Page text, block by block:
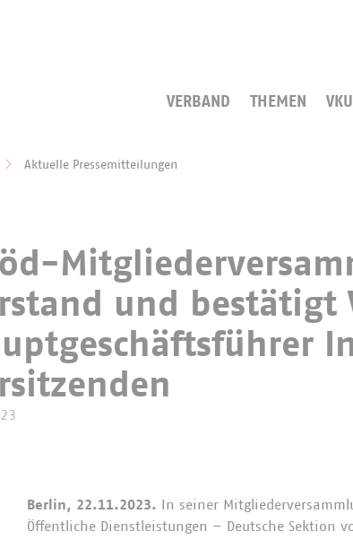
VERBAND THEMEN
Aktuelle Pressemitteilungen
und bestätigt
Berlin, 22.11.2023. In seiner
Öffentliche Dienstleistungen – Deutsche Sektion